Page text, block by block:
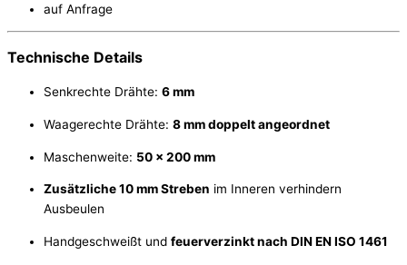
auf Anfrage
Technische Details
Senkrechte Drähte: 6 mm
Waagerechte Drähte: 8 mm doppelt angeordnet
Maschenweite: 50 x 200 mm
Zusätzliche 10 mm Streben im Inneren verhindern
Ausbeulen
Handgeschweißt und feuerverzinkt nach DIN EN ISO 1461